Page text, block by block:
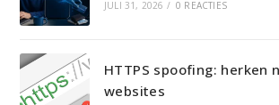
JULI 31, 2026 / 0 REACTIES
HTTPS spoofing: herken
websites